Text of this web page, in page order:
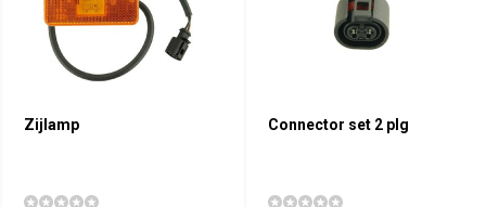
Zijlamp Connector set 2 plg